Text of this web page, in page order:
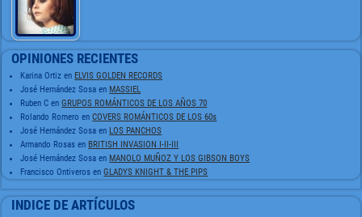
OPINIONES RECIENTES
Karina Ortiz enELVIS GOLDEN RECORDS
José Hernández Sosa enMASSIEL
Ruben C enGRUPOS ROMÁNTICOS DE LOS AÑOS 70
Rolando Romero enCOVERS ROMÁNTICOS DE LOS 60s
José Hernández Sosa enLOS PANCHOS
Armando Rosas enBRITISH INVASION I-II-III
José Hernández Sosa enMANOLO MUÑOZ Y LOS GIBSON BOYS
Francisco Ontiveros enGLADYS KNIGHT & THE PIPS
INDICE DE ARTÍCULOS